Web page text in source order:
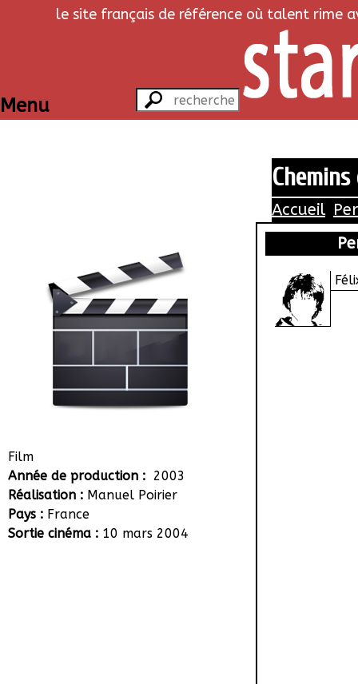
le site français de référence où talent rime
Menu
Film
Année de production : 2003
Réalisation : Manuel Poirier
Pays : France
Sortie cinéma : 10 mars 2004
Accueil